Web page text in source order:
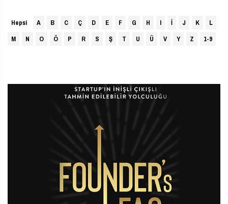
Hepsi A B C Ç D E F G H I İ J K
L
M
N O Ö P R S Ş T U Ü V Y Z 1-9